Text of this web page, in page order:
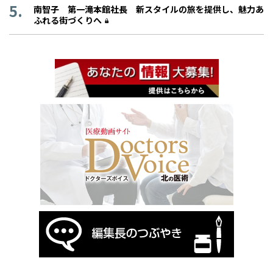
南智子 第一滝本館社長 新スタイルの旅を提供し、魅力あ
ふれる街づくりへ